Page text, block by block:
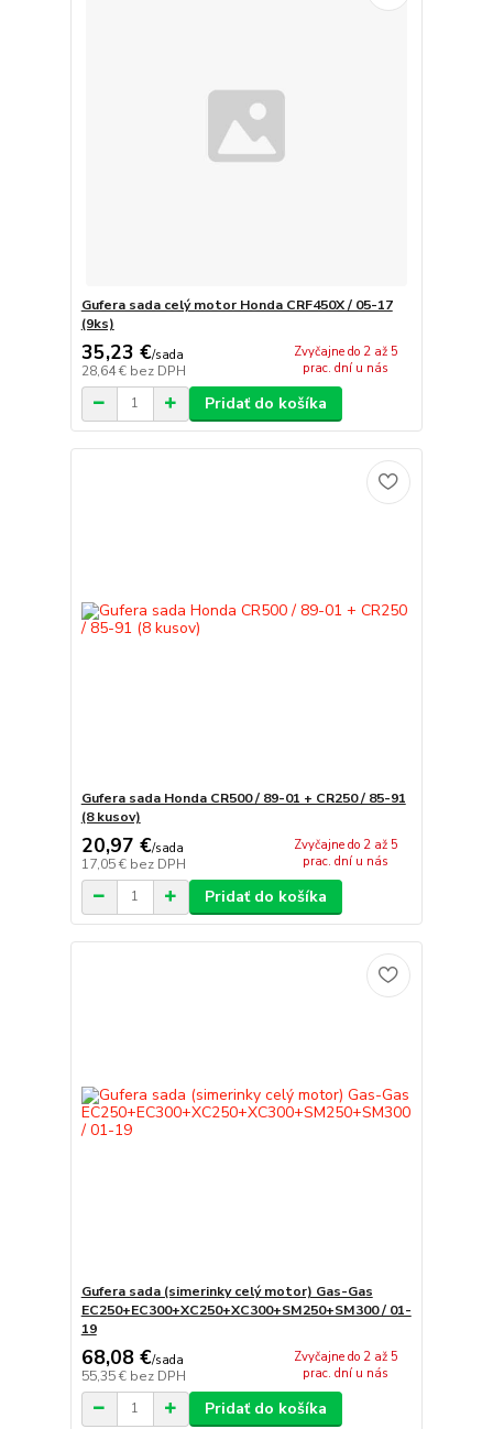
Gufera sada celý motor Honda CRF450X / 05-17
(9ks)
35,23 €/sada
28,64 € bez DPH
Zvyčajne do 2 až 5
prac. dní u nás
Pridať do košíka
Gufera sada Honda CR500 / 89-01 + CR250 / 85-91
(8 kusov)
20,97 €/sada
17,05 € bez DPH
Zvyčajne do 2 až 5
prac. dní u nás
Pridať do košíka
Gufera sada (simerinky celý motor) Gas-Gas
EC250+EC300+XC250+XC300+SM250+SM300 / 01-
19
68,08 €/sada
55,35 € bez DPH
Zvyčajne do 2 až 5
prac. dní u nás
Pridať do košíka